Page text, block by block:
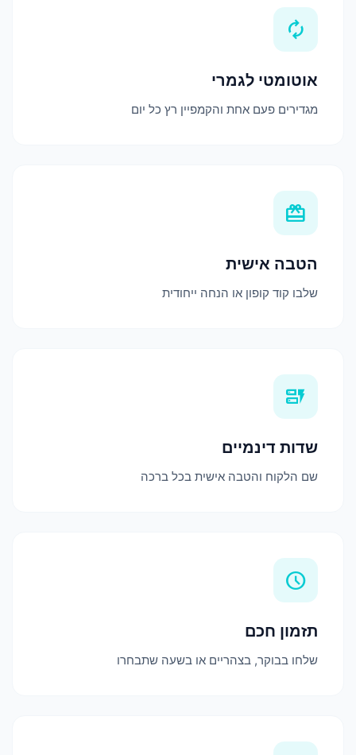
autorenew
אוטומטי לגמרי
מגדירים פעם אחת והקמפיין רץ כל יום
redeem
הטבה אישית
שלבו קוד קופון או הנחה ייחודית
dynamic_form
שדות דינמיים
שם הלקוח והטבה אישית בכל ברכה
schedule
תזמון חכם
שלחו בבוקר, בצהריים או בשעה שתבחרו